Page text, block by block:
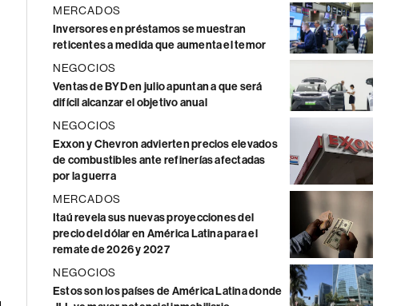
MERCADOS
Inversores en préstamos se muestran
reticentes a medida que aumenta el temor
NEGOCIOS
Ventas de BYD en julio apuntan a que será
difícil alcanzar el objetivo anual
NEGOCIOS
Exxon y Chevron advierten precios elevados
de combustibles ante refinerías afectadas
por la guerra
MERCADOS
Itaú revela sus nuevas proyecciones del
precio del dólar en América Latina para el
remate de 2026 y 2027
NEGOCIOS
Estos son los países de América Latina donde